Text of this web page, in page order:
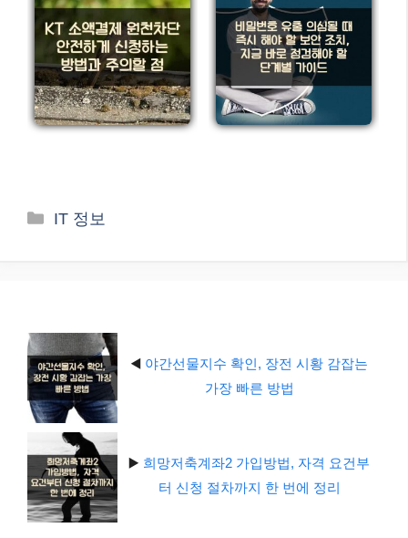
카
IT 정보
◀️ 야간선물지수 확인, 장전 시황 감잡는
가장 빠른 방법
▶️ 희망저축계좌2 가입방법, 자격 요건부
터 신청 절차까지 한 번에 정리